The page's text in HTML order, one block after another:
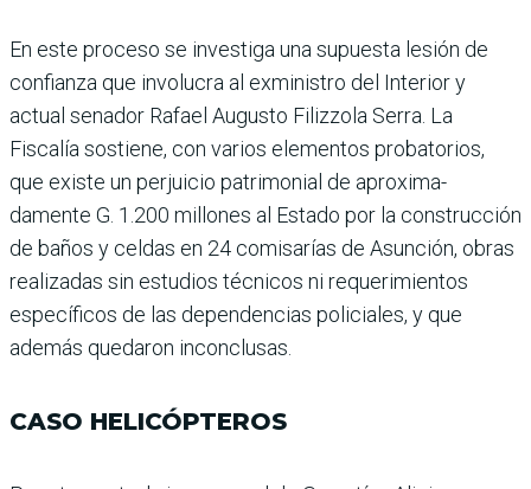
En este proceso se investiga una supuesta lesión de
con­fianza que involucra al exmi­nistro del Interior y
actual senador Rafael Augusto Filiz­zola Serra. La
Fiscalía sostiene, con varios elementos proba­torios,
que existe un perjui­cio patrimonial de aproxima­
damente G. 1.200 millones al Estado por la construcción
de baños y celdas en 24 comisa­rías de Asunción, obras
reali­zadas sin estudios técnicos ni requerimientos
específicos de las dependencias policiales, y que
además quedaron incon­clusas.
CASO HELICÓPTEROS